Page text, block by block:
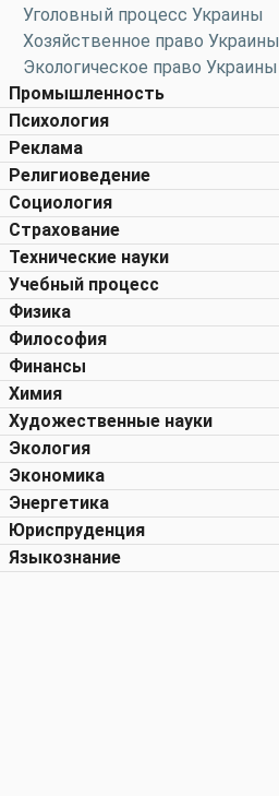
Уголовный процесс Украины
Хозяйственное право Украины
Экологическое право Украины
Промышленность
Психология
Реклама
Религиоведение
Социология
Страхование
Технические науки
Учебный процесс
Физика
Философия
Финансы
Химия
Художественные науки
Экология
Экономика
Энергетика
Юриспруденция
Языкознание